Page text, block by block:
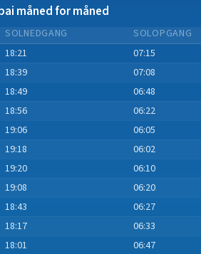
måned for måned
SOLNEDGANG SOLOPGANG
18:21 07:15
18:39 07:08
18:49 06:48
18:56 06:22
19:06 06:05
19:18 06:02
19:20 06:10
19:08 06:20
18:43 06:27
18:17 06:33
18:01 06:47